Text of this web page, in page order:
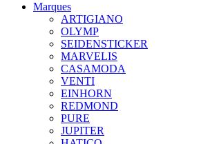
Marques
ARTIGIANO
OLYMP
SEIDENSTICKER
MARVELIS
CASAMODA
VENTI
EINHORN
REDMOND
PURE
JUPITER